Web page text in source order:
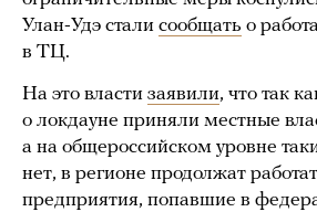
Улан-Удэ стали сообщать о
в ТЦ.
На это власти заявили, что так
о локдауне приняли местные
а на общероссийском уровне
нет, в регионе продолжат
предприятия, попавшие в